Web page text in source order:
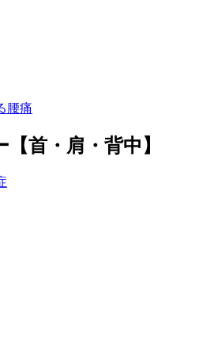
腰痛
首・肩・背中】